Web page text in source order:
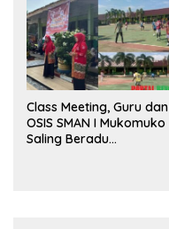
Class Meeting, Guru dan
OSIS SMAN I Mukomuko
Saling Beradu